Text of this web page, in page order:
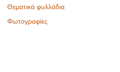
Θεματικά φυλλάδια
Φωτογραφίες